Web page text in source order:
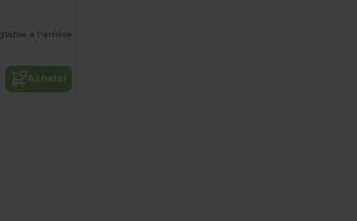
à l'arrière
Acheter